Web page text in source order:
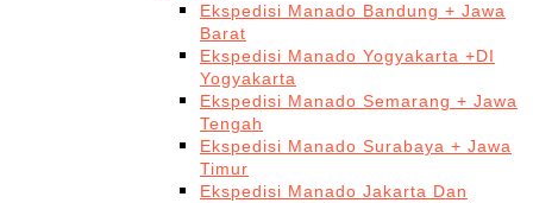
Ekspedisi Manado Bandung + Jawa
Barat
Ekspedisi Manado Yogyakarta +DI
Yogyakarta
Ekspedisi Manado Semarang + Jawa
Tengah
Ekspedisi Manado Surabaya + Jawa
Timur
Ekspedisi Manado Jakarta Dan